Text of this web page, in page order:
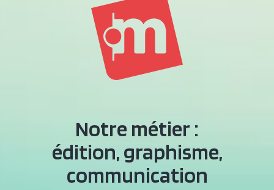
Notre métier :
édition, graphisme,
communication